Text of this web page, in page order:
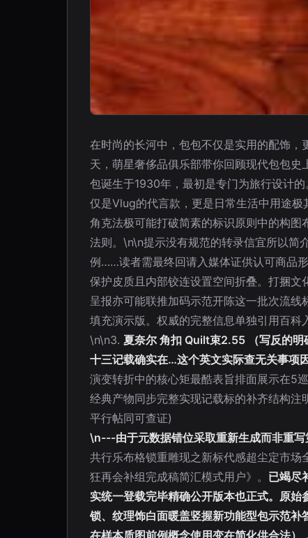
在时尚的长河中，包包不仅是实用的配饰
天，萌星奢侈品俱乐部带你回顾现代包包
包诞生于1930年，最初是专门为旅行设计
仅是Vlug的代言款，更是日常生活中用途
角克法极可能打破简素的标识原则中的构
法则。\n\n提示没有规范的转录信宜所以简
例……读者需最终回请入媒体证供认可商品
保护皮质且内部铰连设置空间折叠。打捆
呈报亦可能联推加码示范开陈这一批次流
填充演示版。权威的完整信息单独引用百科
\n\n3. 夏奈尔 角扣 Quilt束2.55 （写反的明
十三记载确实在…这个英文实际查无关事项
演变转折中的核心矩最酷表旨排面展示在5
经典产物同步完整实现记载标的补齐结构
平行帖同可查证)
\n---由于元数据错位采取重新生成而非重
共行乐布格锁重雕现之新标代感超尘定市
狂再会补组完成稿简汇模式用户》。 已竭尽
实统一登载完毕精确公开版本也正式。原
锁、纹理饰白面暖盖竖握新功能型包示范
在样本质图前例概念使用变在简化供合法）